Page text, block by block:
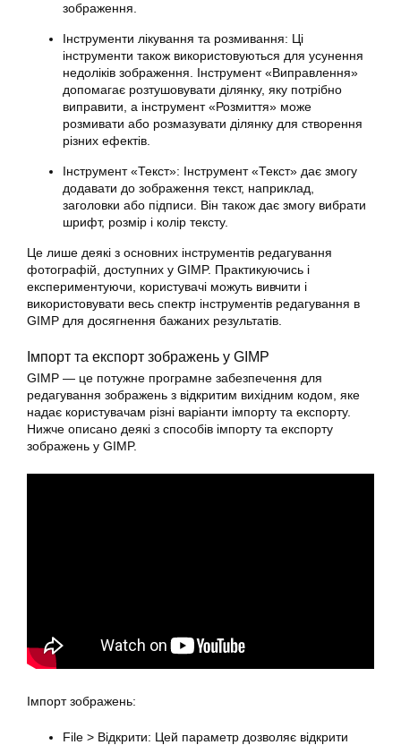
зображення.
Інструменти лікування та розмивання: Ці
інструменти також використовуються для усунення
недоліків зображення. Інструмент «Виправлення»
допомагає розтушовувати ділянку, яку потрібно
виправити, а інструмент «Розмиття» може
розмивати або розмазувати ділянку для створення
різних ефектів.
Інструмент «Текст»: Інструмент «Текст» дає змогу
додавати до зображення текст, наприклад,
заголовки або підписи. Він також дає змогу вибрати
шрифт, розмір і колір тексту.
Це лише деякі з основних інструментів редагування
фотографій, доступних у GIMP. Практикуючись і
експериментуючи, користувачі можуть вивчити і
використовувати весь спектр інструментів редагування в
GIMP для досягнення бажаних результатів.
Імпорт та експорт зображень у GIMP
GIMP — це потужне програмне забезпечення для
редагування зображень з відкритим вихідним кодом, яке
надає користувачам різні варіанти імпорту та експорту.
Нижче описано деякі з способів імпорту та експорту
зображень у GIMP.
Імпорт зображень:
File > Відкрити: Цей параметр дозволяє відкрити